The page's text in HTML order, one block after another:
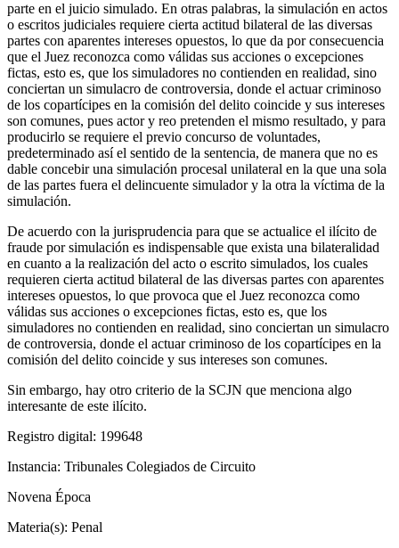
parte en el juicio simulado. En otras palabras, la simulación en actos
o escritos judiciales requiere cierta actitud bilateral de las diversas
partes con aparentes intereses opuestos, lo que da por consecuencia
que el Juez reconozca como válidas sus acciones o excepciones
fictas, esto es, que los simuladores no contienden en realidad, sino
conciertan un simulacro de controversia, donde el actuar criminoso
de los copartícipes en la comisión del delito coincide y sus intereses
son comunes, pues actor y reo pretenden el mismo resultado, y para
producirlo se requiere el previo concurso de voluntades,
predeterminado así el sentido de la sentencia, de manera que no es
dable concebir una simulación procesal unilateral en la que una sola
de las partes fuera el delincuente simulador y la otra la víctima de la
simulación.
De acuerdo con la jurisprudencia para que se actualice el ilícito de
fraude por simulación es indispensable que exista una bilateralidad
en cuanto a la realización del acto o escrito simulados, los cuales
requieren cierta actitud bilateral de las diversas partes con aparentes
intereses opuestos, lo que provoca que el Juez reconozca como
válidas sus acciones o excepciones fictas, esto es, que los
simuladores no contienden en realidad, sino conciertan un simulacro
de controversia, donde el actuar criminoso de los copartícipes en la
comisión del delito coincide y sus intereses son comunes.
Sin embargo, hay otro criterio de la SCJN que menciona algo
interesante de este ilícito.
Registro digital: 199648
Instancia: Tribunales Colegiados de Circuito
Novena Época
Materia(s): Penal